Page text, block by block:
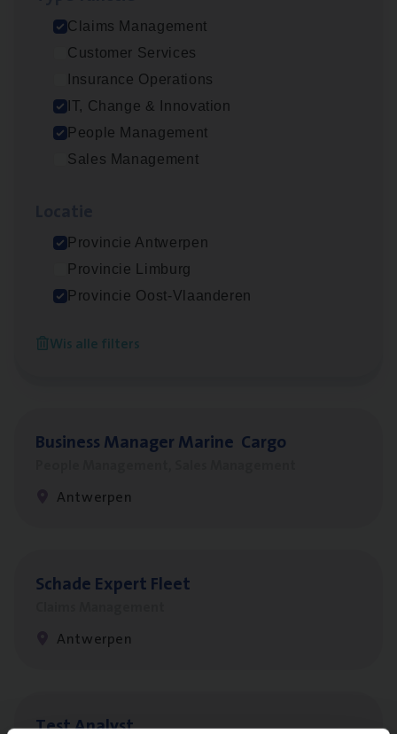
Claims Management
Customer Services
Insurance Operations
IT, Change & Innovation
People Management
Sales Management
Provincie Antwerpen
Provincie Limburg
Provincie Oost-Vlaanderen
Wis alle filters
Busi­ness Analyst
IT, Change & Innovation
Antwerpen
(Agi­le)IT Pro­ject Manager
Scha­de­be­heer­der verzekeringen
Sint-Niklaas/Temse
Busi­ness Mana­ger Mari­ne Cargo
Antwerpen
Scha­de Expert Fleet
Antwerpen
Test Ana­lyst